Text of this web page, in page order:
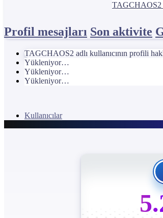
TAGCHAOS2
Profil mesajları Son aktivite
TAGCHAOS2 adlı kullanıcının profili
Yükleniyor…
Yükleniyor…
Yükleniyor…
Kullanıcılar